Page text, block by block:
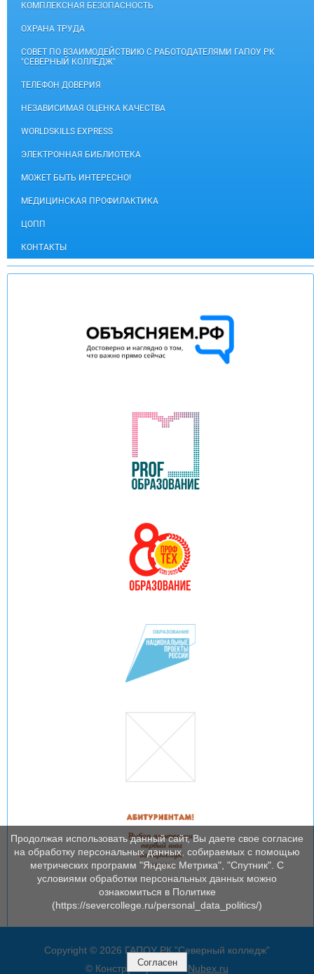
КОМПЛЕКСНАЯ БЕЗОПАСНОСТЬ
ОХРАНА ТРУДА
СОВЕТ ПО ВЗАИМОДЕЙСТВИЮ С РАБОТОДАТЕЛЯМИ ГАПОУ РК
"СЕВЕРНЫЙ КОЛЛЕДЖ"
ТЕЛЕФОН ДОВЕРИЯ
НЕЗАВИСИМАЯ ОЦЕНКА КАЧЕСТВА
WORLDSKILLS EXPRESS
ЭЛЕКТРОННАЯ БИБЛИОТЕКА
МОЖЕТ БЫТЬ ИНТЕРЕСНО!
МЕДИЦИНСКАЯ ПРОФИЛАКТИКА
ЦОПП
КОНТАКТЫ
Copyright © 2026 ГАПОУ РК "Северный колледж"
© Конструктор сайтов Nubex.ru
Продолжая использовать данный сайт, Вы даете свое согласие
на обработку персональных данных, собираемых с помощью
метрических программ "Яндекс Метрика", "Спутник". С
условиями обработки персональных данных можно
ознакомиться в Политике
(https://severcollege.ru/personal_data_politics/)
Согласен